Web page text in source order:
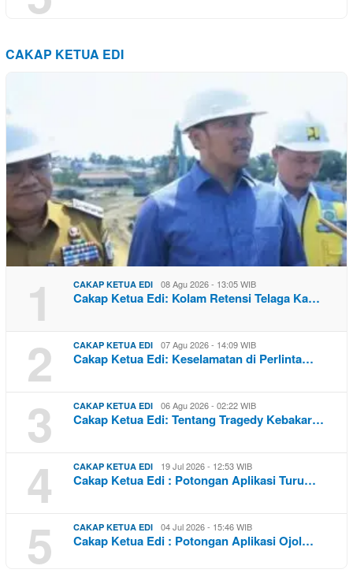
CAKAP KETUA EDI
1 CAKAP KETUA EDI 08 Agu 2026 - 13:05 WIB
Cakap Ketua Edi: Kolam Retensi Telaga Ka…
2 CAKAP KETUA EDI 07 Agu 2026 - 14:09 WIB
Cakap Ketua Edi: Keselamatan di Perlinta…
3 CAKAP KETUA EDI 06 Agu 2026 - 02:22 WIB
Cakap Ketua Edi: Tentang Tragedy Kebakar…
4 CAKAP KETUA EDI 19 Jul 2026 - 12:53 WIB
Cakap Ketua Edi : Potongan Aplikasi Turu…
5 CAKAP KETUA EDI 04 Jul 2026 - 15:46 WIB
Cakap Ketua Edi : Potongan Aplikasi Ojol…